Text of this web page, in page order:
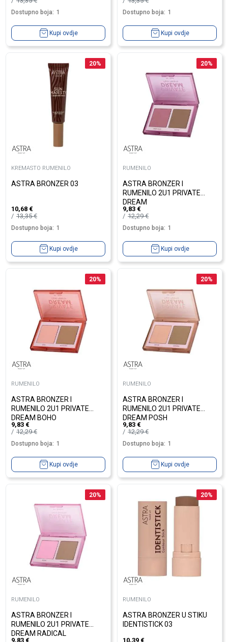
Dostupno boja: 1
Kupi ovdje
Dostupno boja: 1
Kupi ovdje
20%
KREMASTO RUMENILO
ASTRA BRONZER 03
10,68 €
13,35€
Dostupno boja: 1
Kupi ovdje
20%
RUMENILO
ASTRA BRONZER I
RUMENILO 2U1 PRIVATE
DREAM
9,83 €
12,29€
Dostupno boja: 1
Kupi ovdje
20%
RUMENILO
ASTRA BRONZER I
RUMENILO 2U1 PRIVATE
DREAM BOHO
9,83 €
12,29€
Dostupno boja: 1
Kupi ovdje
20%
RUMENILO
ASTRA BRONZER I
RUMENILO 2U1 PRIVATE
DREAM POSH
9,83 €
12,29€
Dostupno boja: 1
Kupi ovdje
20%
RUMENILO
ASTRA BRONZER I
RUMENILO 2U1 PRIVATE
DREAM RADICAL
9,83 €
20%
RUMENILO
ASTRA BRONZER U STIKU
IDENTISTICK 03
10,39 €